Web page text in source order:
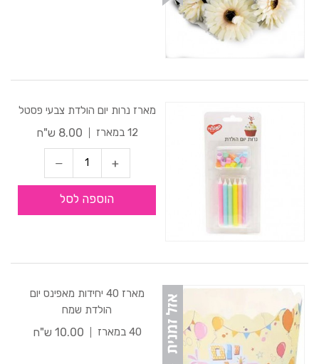
מארז נרות יום הולדת צבעי פסטל
12 במארז
8.00 ש"ח
הוספה לסל
מארז 40 יחידות מאפינס יום
הולדת שמח
40 במארז
10.00 ש"ח